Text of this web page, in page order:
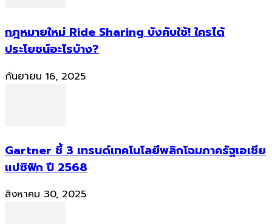
กฎหมายใหม่ Ride Sharing บังคับใช้! ใครได้
ประโยชน์อะไรบ้าง?
กันยายน 16, 2025
Gartner ชี้ 3 เทรนด์เทคโนโลยีพลิกโฉมภาครัฐเอเชีย
แปซิฟิก ปี 2568
สิงหาคม 30, 2025